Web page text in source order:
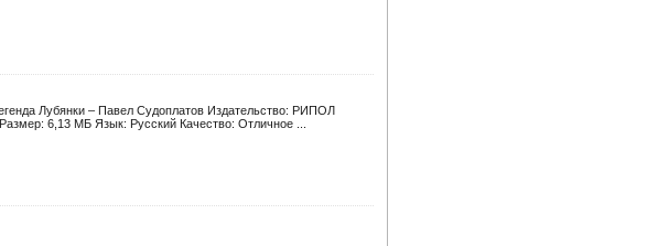
Лубянки – Павел Судоплатов Издательство: РИПОЛ
6,13 МБ Язык: Русский Качество: Отличное ...